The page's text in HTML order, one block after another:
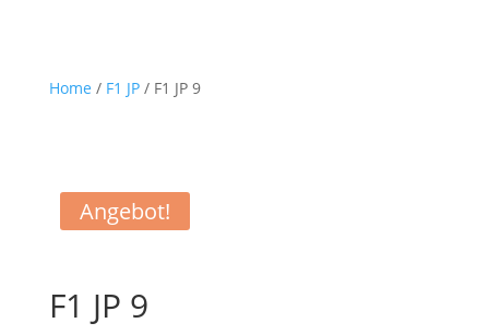
Home / F1 JP/ F1 JP 9
Angebot!
F1 JP 9